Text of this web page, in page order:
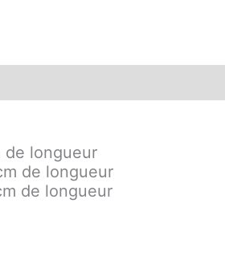
de longueur
de longueur
de longueur